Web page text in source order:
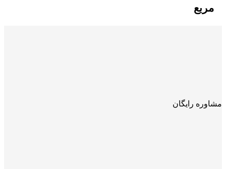
مربع
مشاوره رایگان